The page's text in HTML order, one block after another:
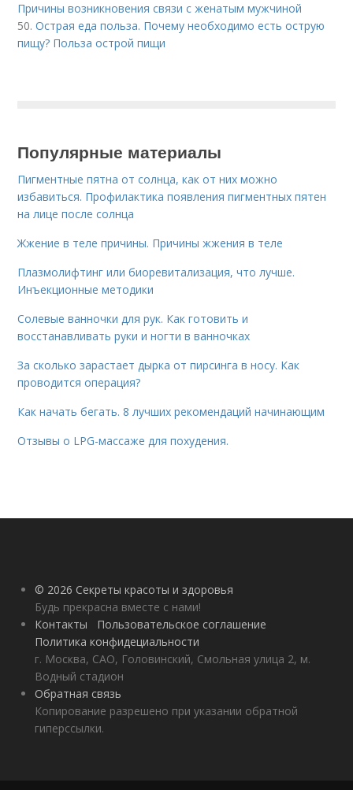
Причины возникновения связи с женатым мужчиной
50.Острая еда польза. Почему необходимо есть острую
пищу? Польза острой пищи
Популярные материалы
Пигментные пятна от солнца, как от них можно
избавиться. Профилактика появления пигментных пятен
на лице после солнца
Жжение в теле причины. Причины жжения в теле
Плазмолифтинг или биоревитализация, что лучше.
Инъекционные методики
Солевые ванночки для рук. Как готовить и
восстанавливать руки и ногти в ванночках
За сколько зарастает дырка от пирсинга в носу. Как
проводится операция?
Как начать бегать. 8 лучших рекомендаций начинающим
Отзывы о LPG-массаже для похудения.
© 2026 Секреты красоты и здоровья
Будь прекрасна вместе с нами!
Контакты
Пользовательское соглашение
Политика конфидециальности
г. Москва, САО, Головинский, Смольная улица 2, м.
Водный стадион
Обратная связь
Копирование разрешено при указании обратной
гиперссылки.